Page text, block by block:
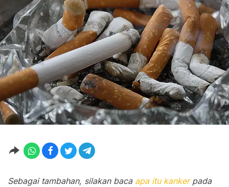
Sebagai tambahan, silakan baca apa itu kankerpada